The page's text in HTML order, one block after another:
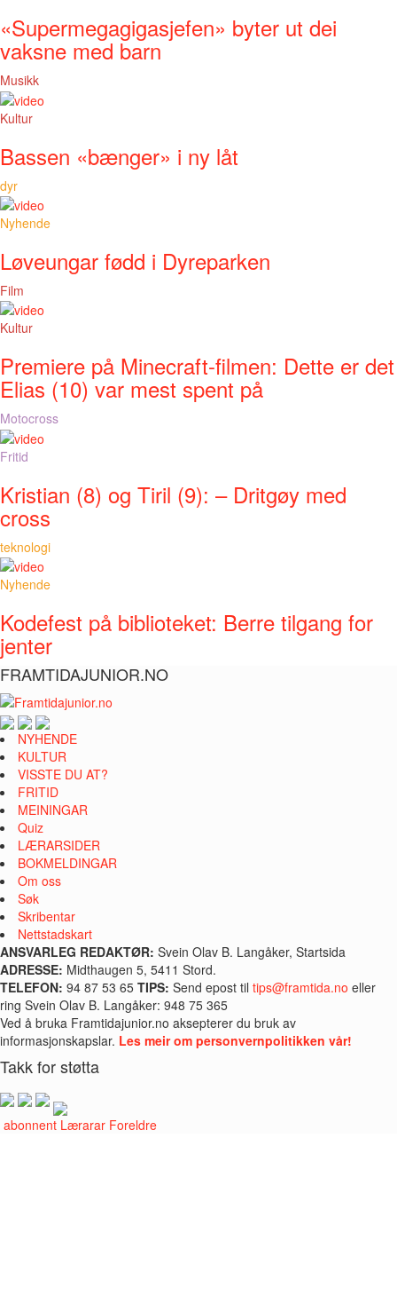
«Supermegagigasjefen» byter ut dei
vaksne med barn
Musikk
Kultur
Bassen «bænger» i ny låt
dyr
Nyhende
Løveungar fødd i Dyreparken
Film
Kultur
Premiere på Minecraft-filmen: Dette er det
Elias (10) var mest spent på
Motocross
Fritid
Kristian (8) og Tiril (9): – Dritgøy med
cross
teknologi
Nyhende
Kodefest på biblioteket: Berre tilgang for
jenter
FRAMTIDAJUNIOR.NO
NYHENDE
KULTUR
VISSTE DU AT?
FRITID
MEININGAR
Quiz
LÆRARSIDER
BOKMELDINGAR
Om oss
Søk
Skribentar
Nettstadskart
ANSVARLEG REDAKTØR: Svein Olav B. Langåker, Startsida
ADRESSE: Midthaugen 5, 5411 Stord.
TELEFON: 94 87 53 65 TIPS: Send epost til tips@framtida.no eller
ring Svein Olav B. Langåker: 948 75 365
Ved å bruka Framtidajunior.no aksepterer du bruk av
informasjonskapslar. Les meir om personvernpolitikken vår!
Takk for støtta
abonnent Lærarar Foreldre